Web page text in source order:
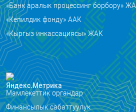
«Банк аралык процессинг борбору»
«Кепилдик фонду» ААК
«Кыргыз инкассациясы» ЖАК
Мамлекеттик органдар
Финансылык сабаттуулук